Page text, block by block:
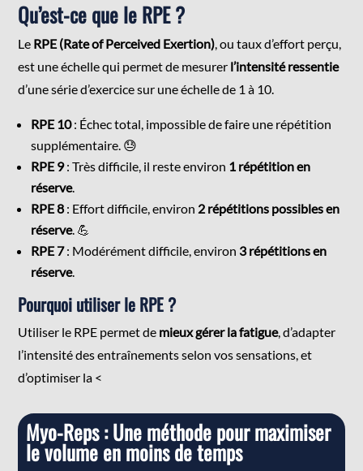
Qu’est-ce que le RPE ?
Le RPE (Rate of Perceived Exertion) , ou taux d’effort perçu,
est une échelle qui permet de mesurer l’intensité ressentie
d’une série d’exercice sur une échelle de 1 à 10.
RPE 10: Échec total, impossible de faire une répétition
supplémentaire. 😓
RPE 9: Très difficile, il reste environ 1 répétition en
réserve.
RPE 8: Effort difficile, environ 2 répétitions possibles en
réserve. 💪
RPE 7: Modérément difficile, environ 3 répétitions en
réserve.
Pourquoi utiliser le RPE ?
Utiliser le RPE permet de mieux gérer la fatigue, d’adapter
l’intensité des entraînements selon vos sensations, et
d’optimiser la <
Myo-Reps : Une méthode pour maximiser
le volume en moins de temps